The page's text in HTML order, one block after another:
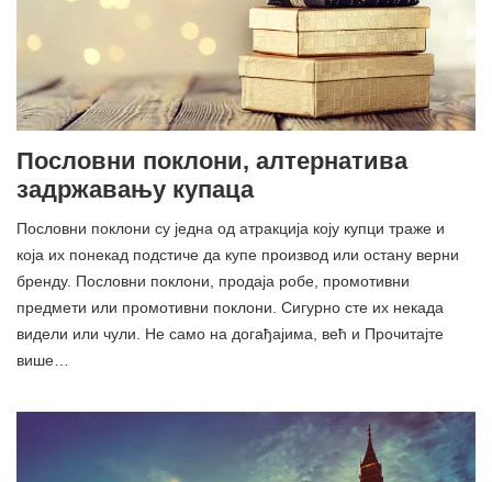
Пословни поклони, алтернатива
задржавању купаца
Пословни поклони су једна од атракција коју купци траже и
која их понекад подстиче да купе производ или остану верни
бренду. Пословни поклони, продаја робе, промотивни
предмети или промотивни поклони. Сигурно сте их некада
видели или чули. Не само на догађајима, већ и Прочитајте
више…